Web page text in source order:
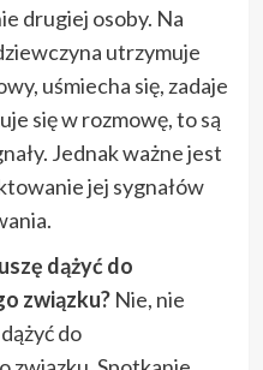
drugiej osoby. Na
utrzymuje
uśmiecha się, zadaje
się w rozmowę, to są
Jednak ważne jest
jej sygnałów
dążyć do
związku?Nie, nie
do